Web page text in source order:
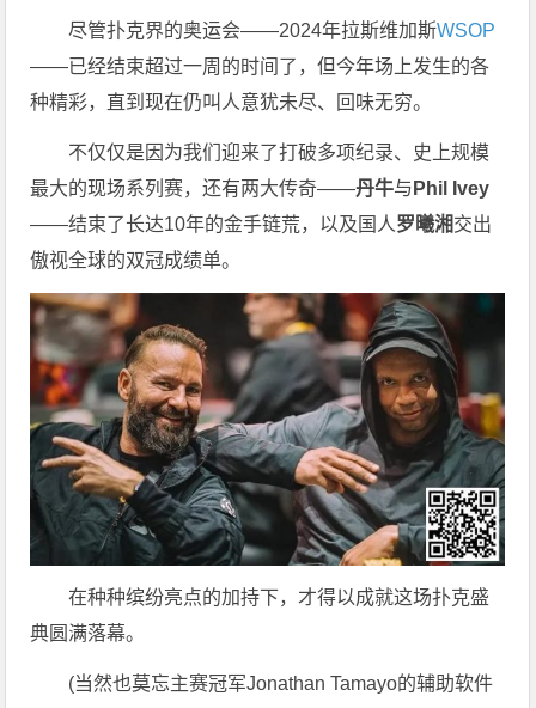
尽管扑克界的奥运会——2024年拉斯维加斯WSOP
——已经结束超过一周的时间了，但今年场上发生的各
种精彩，直到现在仍叫人意犹未尽、回味无穷。
不仅仅是因为我们迎来了打破多项纪录、史上规模
最大的现场系列赛，还有两大传奇——丹牛与 Phil Ivey
——结束了长达10年的金手链荒，以及国人罗曦湘交出
傲视全球的双冠成绩单。
在种种缤纷亮点的加持下，才得以成就这场扑克盛
典圆满落幕。
(当然也莫忘主赛冠军Jonathan Tamayo的辅助软件